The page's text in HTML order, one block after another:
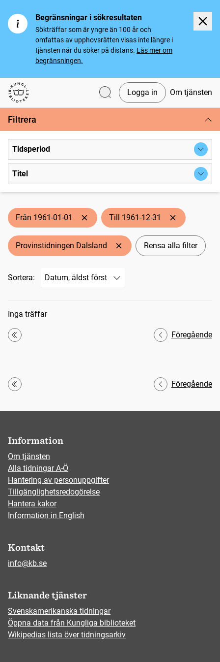
Begränsningar i sökresultaten
Sökträffar som är yngre än 100 år och
omfattas av upphovsrätten visas inte längre i
tjänsten när du söker på distans. Läs mer om
begränsningen.
Svenska tidningar
Logga in Om tjänsten
Filtrera
Tidsperiod
Titel
Från 1961-01-01 Till 1961-12-31
Provinstidningen Dalsland Rensa alla filter
Sortera:
Sökresultat
Inga träffar
Första
Föregående
Första
Föregående
Information
Om tjänsten
Alla tidningar A-Ö
Hantering av personuppgifter
Tillgänglighetsredogörelse
Hantera kakor
Information in English
Kontakt
info@kb.se
Liknande tjänster
Svenskamerikanska tidningar
Öppna data från Kungliga biblioteket
Wikipedias lista över tidningsarkiv